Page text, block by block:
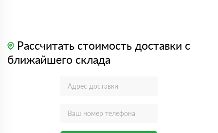
Рассчитать стоимость доставки с
ближайшего склада